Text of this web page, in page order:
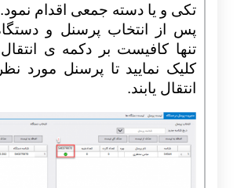
تکی و یا دسته جمعی اقدام نمود.
پس از انتخاب پرسنل و
تنها کافیست بر دکمه ی
کلیک نمایید تا پرسنل مورد
انتقال یابند.